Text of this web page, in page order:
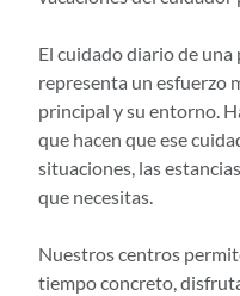
El cuidado diario de una
representa un esfuerzo
principal y su entorno.
que hacen que ese
situaciones, las
que necesitas.
Nuestros centros
tiempo concreto,